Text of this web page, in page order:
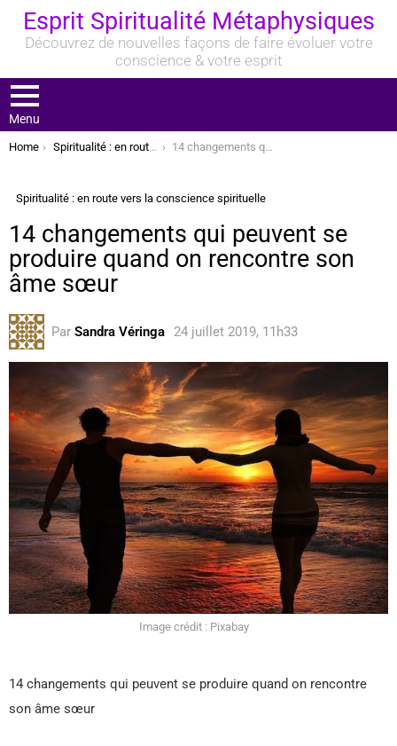
Esprit Spiritualité Métaphysiques
Découvrez de nouvelles façons de faire évoluer votre
conscience & votre esprit
Menu
You are here:
Home Spiritualité : en route vers la conscience spirituelle 14 changements qui peuvent se produire quand on rencontre son âme sœur
Spiritualité : en route vers la conscience spirituelle
14 changements qui peuvent se
produire quand on rencontre son
âme sœur
Par Sandra Véringa 24 juillet 2019, 11h33
Image crédit : Pixabay
14 changements qui peuvent se produire quand on rencontre
son âme sœur